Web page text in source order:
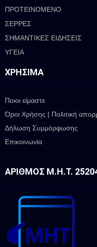
ΠΡΟΤΕΙΝΟΜΕΝΟ
ΣΕΡΡΕΣ
ΣΗΜΑΝΤΙΚΕΣ ΕΙΔΗΣΕΙΣ
ΥΓΕΙΑ
ΧΡΉΣΙΜΑ
Ποιοι είμαστε
Όροι Χρήσης | Πολιτική
Δήλωση Συμμόρφωσης
Επικοινωνία
ΑΡΙΘΜΌΣ Μ.Η.Τ.